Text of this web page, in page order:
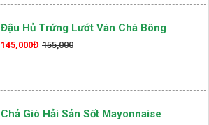
Đậu Hủ Trứng Lướt Ván Chà Bông
145,000Đ 155,000
Chả Giò Hải Sản Sốt Mayonnaise